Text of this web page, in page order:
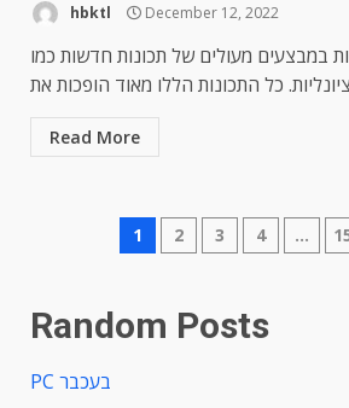
hbktl December 12, 2022
במבצעים מעולים של תכונות חדשות כמו
Read More
Posts
1 2 3 4 …
Random Posts
PC בעכבר